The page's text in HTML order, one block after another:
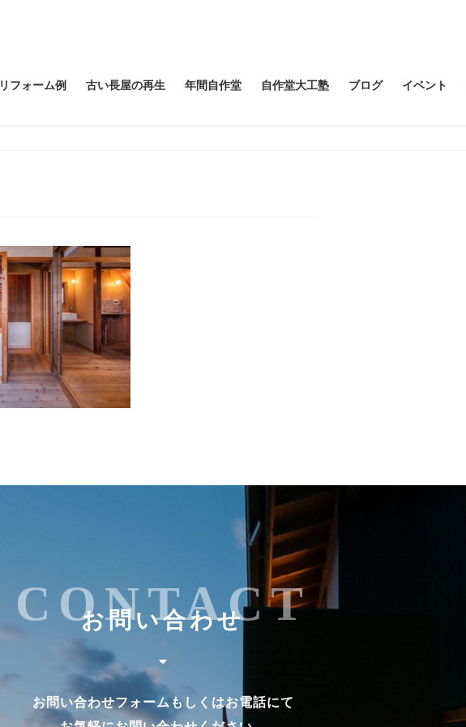
リフォーム例 古い長屋の再生 年間自作堂 自作堂大工塾 ブログ イベント
お問い合わせ
CONTACT
お問い合わせフォームもしくはお電話にて